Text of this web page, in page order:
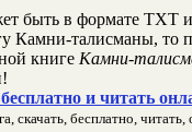
быть в формате TXT
Камни-талисманы, то
книге Камни-
и читать
бесплатно,